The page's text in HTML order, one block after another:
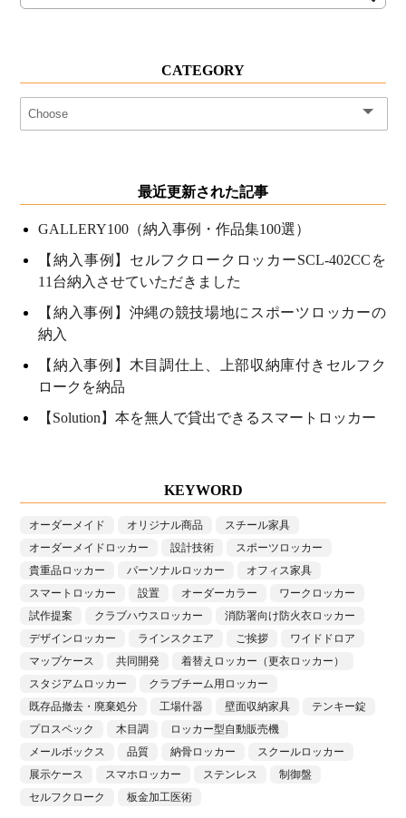
CATEGORY
最近更新された記事
GALLERY100（納入事例・作品集100選）
【納入事例】セルフクロークロッカーSCL-402CCを
11台納入させていただきました
【納入事例】沖縄の競技場地にスポーツロッカーの
納入
【納入事例】木目調仕上、上部収納庫付きセルフク
ロークを納品
【Solution】本を無人で貸出できるスマートロッカー
KEYWORD
オーダーメイド オリジナル商品
スチール家具
オーダーメイドロッカー
設計技術
スポーツロッカー
貴重品ロッカー
パーソナルロッカー
オフィス家具
スマートロッカー
設置 オーダーカラー
ワークロッカー
試作提案
クラブハウスロッカー
消防署向け防火衣ロッカー
デザインロッカー
ラインスクエア ご挨拶
ワイドドロア
マップケース
共同開発
着替えロッカー（更衣ロッカー）
スタジアムロッカー
クラブチーム用ロッカー
既存品撤去・廃棄処分
工場什器 壁面収納家具
テンキー錠
プロスペック
木目調
ロッカー型自動販売機
メールボックス
品質 納骨ロッカー
スクールロッカー
展示ケース
スマホロッカー ステンレス
制御盤
セルフクローク
板金加工医術